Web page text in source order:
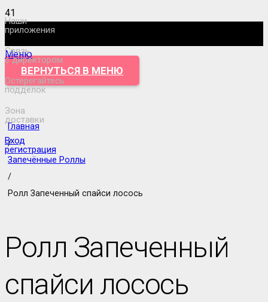
Наши
приложения
Связь
с директором
Остерегайтесь
подделок
Зона
доставки
Вход
регистрация
Меню
ВЕРНУТЬСЯ В МЕНЮ
Главная
/
Запечённые Роллы
/
Ролл Запеченный спайси лосось
Ролл Запеченный
спайси лосось